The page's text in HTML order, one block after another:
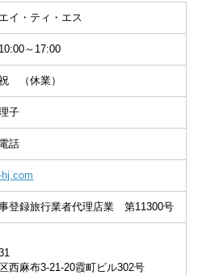
イ・ティ・エス
～17:00
（休業）
子
話
登録旅行業者代理店業 第11300号
西麻布3-21-20霞町ビル302号